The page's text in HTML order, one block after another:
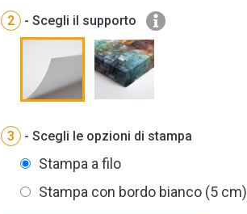
2 - Scegli il supporto
3 - Scegli le opzioni di stampa
Stampa a filo
Stampa con bordo bianco (5 cm)